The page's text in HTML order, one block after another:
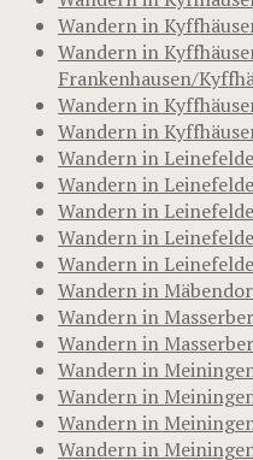
Wandern in
Wandern in
Frankenhausen/
Wandern in
Wandern in
Wandern in
Wandern in
Wandern in
Wandern in
Wandern in
Wandern in
Wandern in
Wandern in
Wandern in
Wandern in
Wandern in
Wandern in